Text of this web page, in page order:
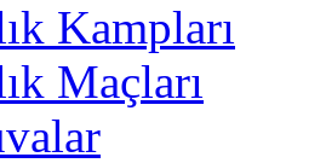
Kampları
Maçları